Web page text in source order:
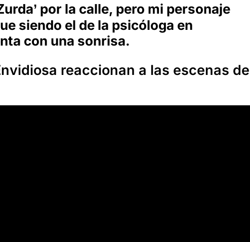
por la calle, pero mi personaje
siendo el de la psicóloga en
con una sonrisa.
reaccionan a las escenas de